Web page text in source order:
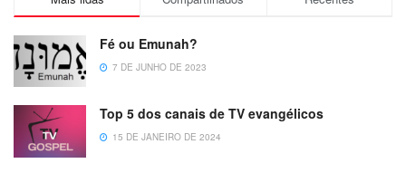
Fé ou Emunah?
7 DE JUNHO DE 2023
Top 5 dos canais de TV evangélicos
15 DE JANEIRO DE 2024